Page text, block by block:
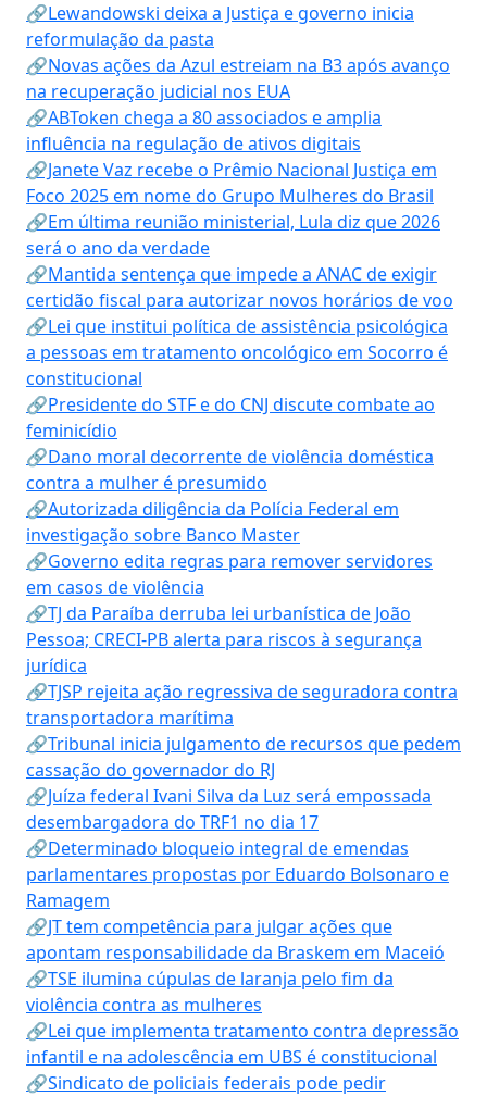
🔗Lewandowski deixa a Justiça e governo inicia
reformulação da pasta
🔗Novas ações da Azul estreiam na B3 após avanço
na recuperação judicial nos EUA
🔗ABToken chega a 80 associados e amplia
influência na regulação de ativos digitais
🔗Janete Vaz recebe o Prêmio Nacional Justiça em
Foco 2025 em nome do Grupo Mulheres do Brasil
🔗Em última reunião ministerial, Lula diz que 2026
será o ano da verdade
🔗Mantida sentença que impede a ANAC de exigir
certidão fiscal para autorizar novos horários de voo
🔗Lei que institui política de assistência psicológica
a pessoas em tratamento oncológico em Socorro é
constitucional
🔗Presidente do STF e do CNJ discute combate ao
feminicídio
🔗Dano moral decorrente de violência doméstica
contra a mulher é presumido
🔗Autorizada diligência da Polícia Federal em
investigação sobre Banco Master
🔗Governo edita regras para remover servidores
em casos de violência
🔗TJ da Paraíba derruba lei urbanística de João
Pessoa; CRECI-PB alerta para riscos à segurança
jurídica
🔗TJSP rejeita ação regressiva de seguradora contra
transportadora marítima
🔗Tribunal inicia julgamento de recursos que pedem
cassação do governador do RJ
🔗Juíza federal Ivani Silva da Luz será empossada
desembargadora do TRF1 no dia 17
🔗Determinado bloqueio integral de emendas
parlamentares propostas por Eduardo Bolsonaro e
Ramagem
🔗JT tem competência para julgar ações que
apontam responsabilidade da Braskem em Maceió
🔗TSE ilumina cúpulas de laranja pelo fim da
violência contra as mulheres
🔗Lei que implementa tratamento contra depressão
infantil e na adolescência em UBS é constitucional
🔗Sindicato de policiais federais pode pedir